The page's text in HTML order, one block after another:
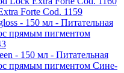
Forte Cod. 1159
- 150 мл - Питательная
прямым пигментом
- 150 мл - Питательная
прямым пигментом Сине-